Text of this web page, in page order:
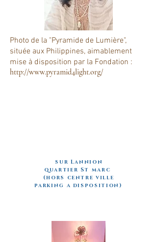
Photo de la "Pyramide de Lumière",
située aux Philippines, aimablement
mise à disposition par la Fondation :
http://www.pyramid4light.org/
sur Lannion
quartier St marc
(hors centre ville
parking a disposition)